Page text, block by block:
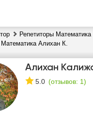
Репетиторы Математика
Математика Алихан К.
Алихан
5.0 (отзывов: 1)